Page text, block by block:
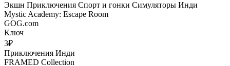
Экшн Приключения Спорт и гонки Симуляторы Инди
Mystic Academy: Escape Room
GOG.com
Ключ
3₽
Приключения Инди
FRAMED Collection